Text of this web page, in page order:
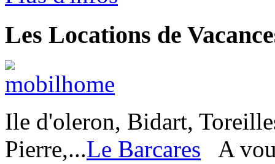
Les Locations de
Ile d'oleron, Bidart,
Pierre,...Le Barcares A